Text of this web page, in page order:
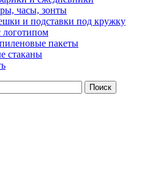
часы, зонты
и подставки под кружку
пакеты
стаканы